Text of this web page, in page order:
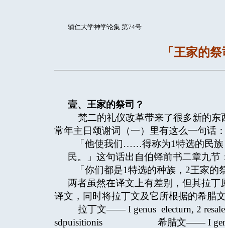
辅仁大学神学论集 第74号
「王家的
壹、王家的祭司？
梵二的礼仪改革带来了很多新的东
常年主日颂谢词（一）里有这么一句话
「他使我们……得称为1特选的民族
民。」这句话出自伯铎前书二章九节
「你们都是1特选的种族，2王家的
两者虽然在译文上有差别，但其拉
译文，同时将拉丁文及它所根据的希腊
拉丁文—— I genus electurn, 2 resale
sdpuisitionis 希腊文—— I genos